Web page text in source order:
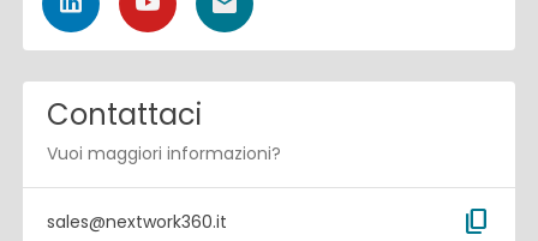
Contattaci
Vuoi maggiori informazioni?
sales@nextwork360.it content_copy